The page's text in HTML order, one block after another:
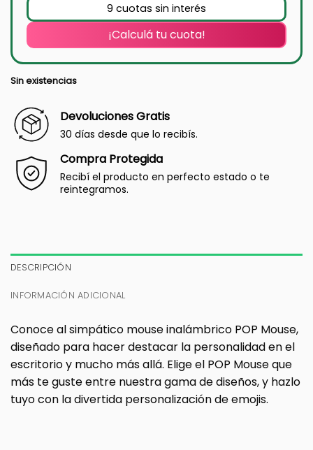
9 cuotas sin interés
¡Calculá tu cuota!
Sin existencias
Devoluciones Gratis
30 días desde que lo recibís.
Compra Protegida
Recibí el producto en perfecto estado o te
reintegramos.
DESCRIPCIÓN
INFORMACIÓN ADICIONAL
Conoce al simpático mouse inalámbrico POP Mouse,
diseñado para hacer destacar la personalidad en el
escritorio y mucho más allá. Elige el POP Mouse que
más te guste entre nuestra gama de diseños, y hazlo
tuyo con la divertida personalización de emojis.